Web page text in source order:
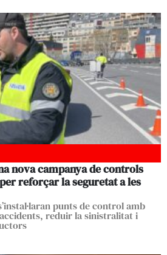
nova campanya de controls
reforçar la seguretat a les
punts de control amb
reduir la sinistralitat i